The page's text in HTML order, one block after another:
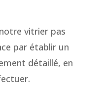
vitrier pas
par établir un
détaillé, en